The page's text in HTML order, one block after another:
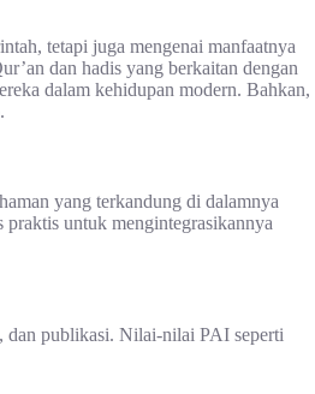
tetapi juga mengenai manfaatnya
dan hadis yang berkaitan dengan
dalam kehidupan modern. Bahkan,
yang terkandung di dalamnya
praktis untuk mengintegrasikannya
dan publikasi. Nilai-nilai PAI seperti